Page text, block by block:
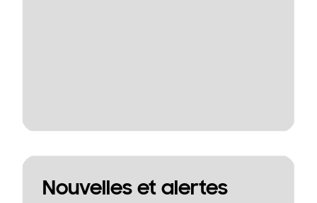
Nouvelles et alertes